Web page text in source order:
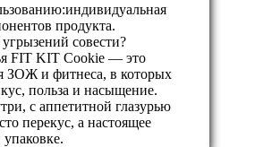
индивидуальная
продукта.
совести?
FIT KIT Cookie — это
ЗОЖ и фитнеса, в которых
польза и насыщение.
с аппетитной глазурью
перекус, а настоящее